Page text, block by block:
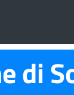
di